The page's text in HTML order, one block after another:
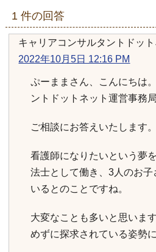
1 件の回答
キャリアコンサルタントドット
2022年10月5日 12:16 PM
ぷーままさん、こんにちは
ントドットネット運営事務
ご相談にお答えいたします。
看護師になりたいという夢
法士として働き、3人のお
いるとのことですね。
大変なことも多いと思いま
めずに探求されている姿勢